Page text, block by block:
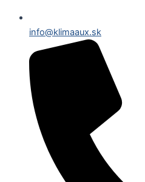
info@klimaaux.sk